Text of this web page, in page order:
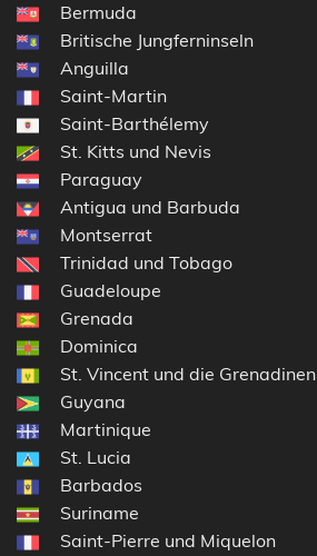
Bermuda
Britische Jungferninseln
Anguilla
Saint-Martin
Saint-Barthélemy
St. Kitts und Nevis
Paraguay
Antigua und Barbuda
Montserrat
Trinidad und Tobago
Guadeloupe
Grenada
Dominica
St. Vincent und die Grenadinen
Guyana
Martinique
St. Lucia
Barbados
Suriname
Saint-Pierre und Miquelon